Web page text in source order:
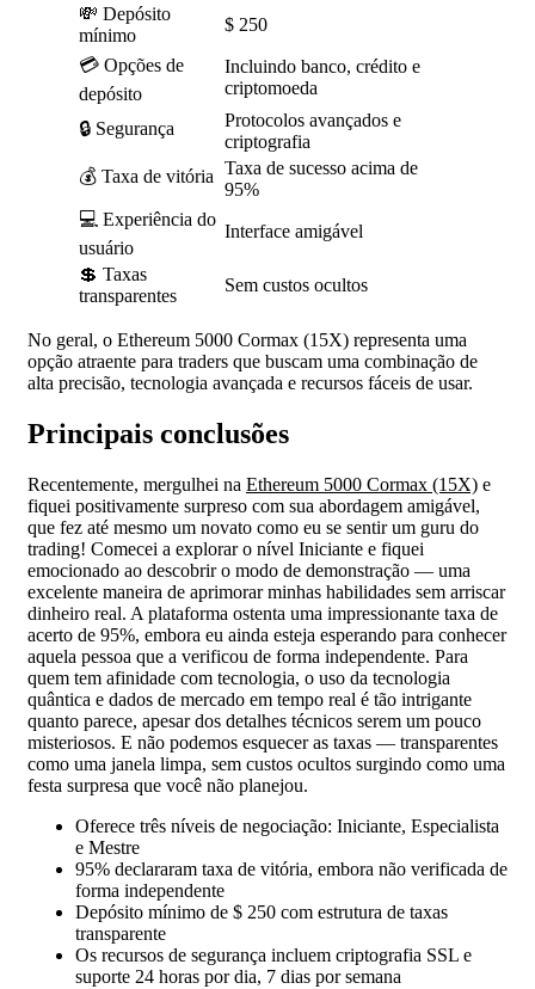
💸 Depósito
mínimo
$ 250
💳 Opções de
depósito
Incluindo banco, crédito e
criptomoeda
🔒 Segurança
Protocolos avançados e
criptografia
💰 Taxa de vitória Taxa de sucesso acima de
95%
💻 Experiência do
usuário
Interface amigável
💲 Taxas
transparentes
Sem custos ocultos
No geral, o Ethereum 5000 Cormax (15X) representa uma
opção atraente para traders que buscam uma combinação de
alta precisão, tecnologia avançada e recursos fáceis de usar.
Principais conclusões
Recentemente, mergulhei na Ethereum 5000 Cormax (15X) e
fiquei positivamente surpreso com sua abordagem amigável,
que fez até mesmo um novato como eu se sentir um guru do
trading! Comecei a explorar o nível Iniciante e fiquei
emocionado ao descobrir o modo de demonstração — uma
excelente maneira de aprimorar minhas habilidades sem arriscar
dinheiro real. A plataforma ostenta uma impressionante taxa de
acerto de 95%, embora eu ainda esteja esperando para conhecer
aquela pessoa que a verificou de forma independente. Para
quem tem afinidade com tecnologia, o uso da tecnologia
quântica e dados de mercado em tempo real é tão intrigante
quanto parece, apesar dos detalhes técnicos serem um pouco
misteriosos. E não podemos esquecer as taxas — transparentes
como uma janela limpa, sem custos ocultos surgindo como uma
festa surpresa que você não planejou.
Oferece três níveis de negociação: Iniciante, Especialista
e Mestre
95% declararam taxa de vitória, embora não verificada de
forma independente
Depósito mínimo de $ 250 com estrutura de taxas
transparente
Os recursos de segurança incluem criptografia SSL e
suporte 24 horas por dia, 7 dias por semana